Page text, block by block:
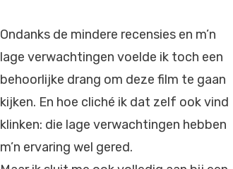
Ondanks de mindere recensies en m’n
lage verwachtingen voelde ik toch een
behoorlijke drang om deze film te gaan
kijken. En hoe cliché ik dat zelf ook vind
klinken: die lage verwachtingen hebben
m’n ervaring wel gered.